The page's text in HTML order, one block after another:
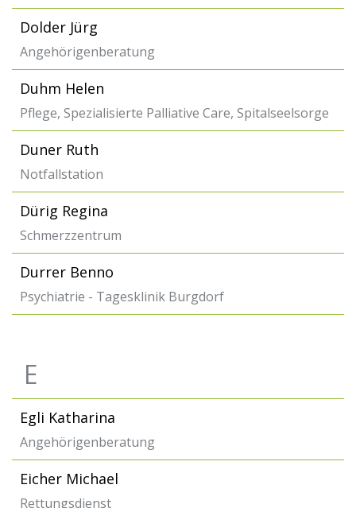
Dolder Jürg
Angehörigenberatung
Duhm Helen
Pflege, Spezialisierte Palliative Care, Spitalseelsorge
Duner Ruth
Notfallstation
Dürig Regina
Schmerzzentrum
Durrer Benno
Psychiatrie - Tagesklinik Burgdorf
E
Egli Katharina
Angehörigenberatung
Eicher Michael
Rettungsdienst